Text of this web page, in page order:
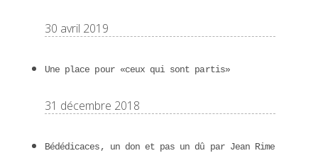
30 avril 2019
Une place pour «ceux qui sont partis»
31 décembre 2018
Bédédicaces, un don et pas un dû par Jean Rime